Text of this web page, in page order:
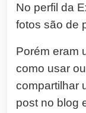
No perfil da
fotos são de
Porém eram
como usar
compartilhar
post no blog